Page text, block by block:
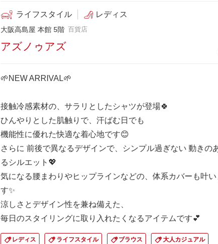
ライフスタイル レディス
大阪高島屋 本館 5階 百貨店
アズノゥアズ
🌱NEW ARRIVAL🌱
接触冷感素材の、サラリとしたシャツが登場🍀
ひんやりとした肌触りで、汗ばむ日でも
機能性に優れた快適な着心地です😊
さらに 前後で異なるデザインで、シンプル過ぎない 動きの
るシルエット💖
気になる腰まわりやヒップラインなどの、体系カバーも叶い
す✨
涼しさとデザイン性を兼ね備えた、
毎日のスタイリングに取り入れたくなるアイテムです💕
レディス ライフスタイル ブラウス 大人カジュアル